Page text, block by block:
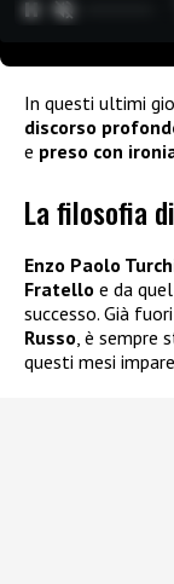
In questi ultimi
discorso
e preso con
La filosofia
Enzo Paolo
Fratello e da
successo. Già
Russo, è sempre
questi mesi